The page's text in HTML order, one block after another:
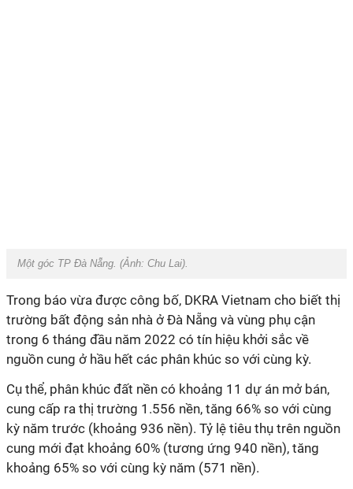
Một góc TP Đà Nẵng. (Ảnh: Chu Lai).
Trong báo vừa được công bố, DKRA Vietnam cho biết thị
trường bất động sản nhà ở Đà Nẵng và vùng phụ cận
trong 6 tháng đầu năm 2022 có tín hiệu khởi sắc về
nguồn cung ở hầu hết các phân khúc so với cùng kỳ.
Cụ thể, phân khúc đất nền có khoảng 11 dự án mở bán,
cung cấp ra thị trường 1.556 nền, tăng 66% so với cùng
kỳ năm trước (khoảng 936 nền). Tỷ lệ tiêu thụ trên nguồn
cung mới đạt khoảng 60% (tương ứng 940 nền), tăng
khoảng 65% so với cùng kỳ năm (571 nền).